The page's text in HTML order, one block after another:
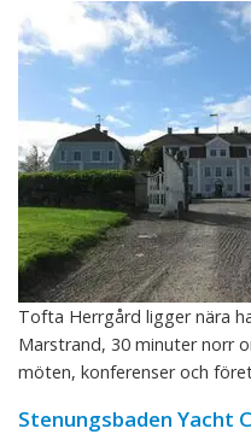
Tofta Herrgård ligger nära
Marstrand, 30 minuter norr
möten, konferenser och
Stenungsbaden Yacht